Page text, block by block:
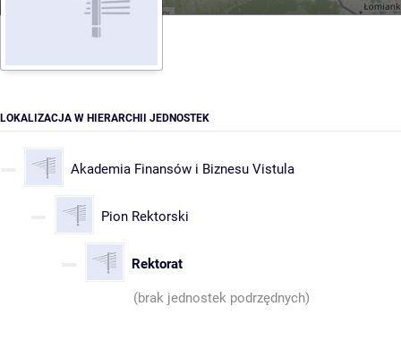
LOKALIZACJA W HIERARCHII JEDNOSTEK
Akademia Finansów i Biznesu Vistula
Pion Rektorski
Rektorat
(brak jednostek podrzędnych)